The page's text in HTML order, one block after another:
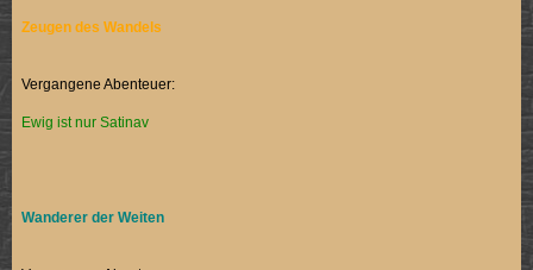
Zeugen des Wandels
Vergangene Abenteuer:
Ewig ist nur Satinav
Wanderer der Weiten